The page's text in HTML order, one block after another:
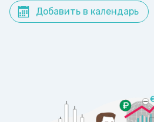
Добавить в календарь